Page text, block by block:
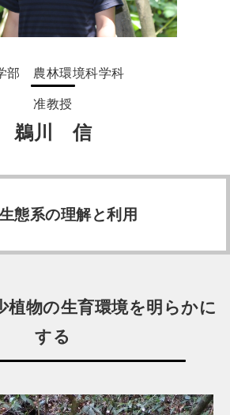
部 農林環境科学科
准教授
鵜川 信
態系の理解と利用
植物の生育環境を明らかに
する